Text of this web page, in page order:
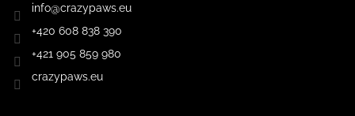
info@crazypaws.eu
+420 608 838 390
+421 905 859 980
crazypaws.eu